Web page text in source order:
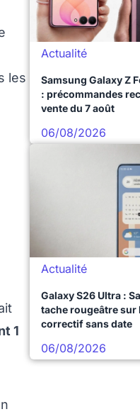
les
1
Actualité
Samsung Galaxy Z
: précommandes
vente du 7 août
06/08/2026
Actualité
Galaxy S26 Ultra :
tache rougeâtre
correctif sans date
06/08/2026